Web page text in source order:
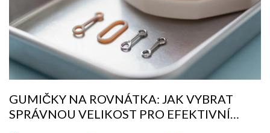
GUMIČKY NA ROVNÁTKA: JAK VYBRAT
SPRÁVNOU VELIKOST PRO EFEKTIVNÍ